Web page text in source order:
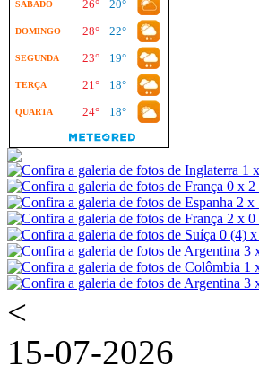
<
15-07-2026